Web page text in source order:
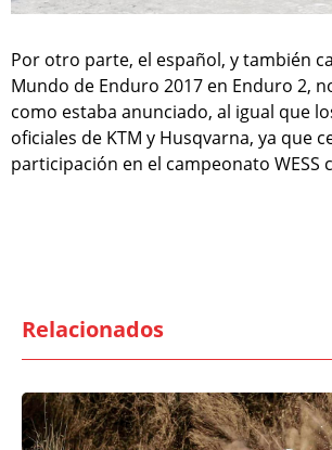
Por otro parte, el español, y también
Mundo de Enduro 2017 en Enduro 2,
como estaba anunciado, al igual que
oficiales de KTM y Husqvarna, ya que
participación en el campeonato WESS
Relacionados